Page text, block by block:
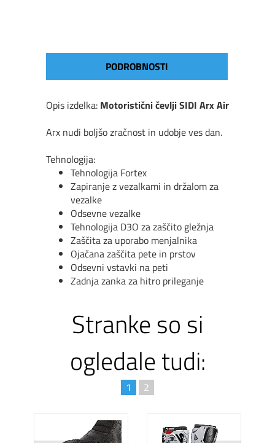
PODROBNOSTI
Opis izdelka: Motoristični čevlji SIDI Arx Air
Arx nudi boljšo zračnost in udobje ves dan.
Tehnologija:
Tehnologija Fortex
Zapiranje z vezalkami in držalom za
vezalke
Odsevne vezalke
Tehnologija D3O za zaščito gležnja
Zaščitaza uporabo menjalnika
Ojačana zaščita pete in prstov
Odsevni vstavki na peti
Zadnja zanka za hitro prileganje
Stranke so si
ogledale tudi:
1 2